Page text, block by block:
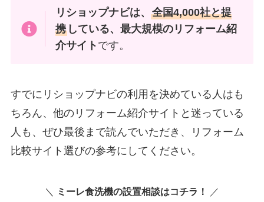
リショップナビは、全国4,000社と提
携 している、最大規模のリフォーム紹
介サイト です。
すでにリショップナビの利用を決めている人はも
ちろん、他のリフォーム紹介サイトと迷っている
人も、ぜひ最後まで読んでいただき、リフォーム
比較サイト選びの参考にしてください。
＼ ミーレ食洗機の設置相談はコチラ！ ／